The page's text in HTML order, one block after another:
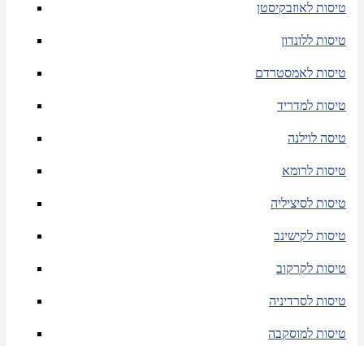
טיסות לאוזבקיסטן
טיסות ללונדון
טיסות לאמסטרדם
טיסות למדריד
טיסה לוילנה
טיסות לרומא
טיסות לסיציליה
טיסות לקישינב
טיסות לקרקוב
טיסות לסרדיניה
טיסות למוסקבה